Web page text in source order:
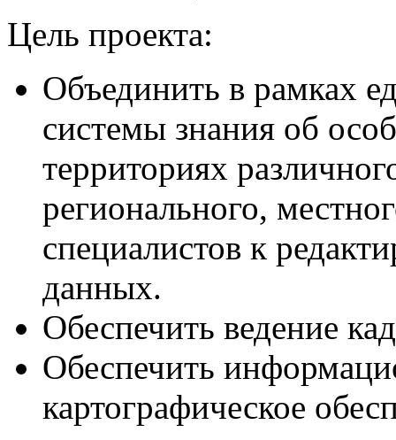
Цель проекта:
Объединить в рамках
системы знания об
территориях
регионального,
специалистов к
данных.
Обеспечить ведение
Обеспечить
картографическое